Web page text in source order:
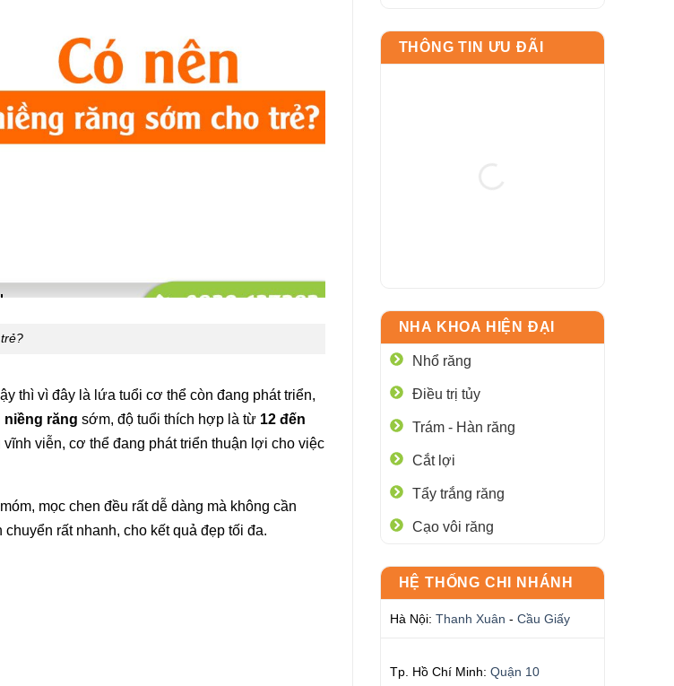
thì vì đây là lứa tuổi cơ thể còn đang phát triển,
niềng răng sớm, độ tuổi thích hợp là từ 12 đến
viễn, cơ thể đang phát triển thuận lợi cho việc
mọc chen đều rất dễ dàng mà không cần
rất nhanh, cho kết quả đẹp tối đa.
THÔNG TIN ƯU ĐÃI
NHA KHOA HIỆN ĐẠI
Nhổ răng
Điều trị tủy
Trám - Hàn răng
Cắt lợi
Tẩy trắng răng
Cạo vôi răng
HỆ THỐNG CHI NHÁNH
Hà Nội: Thanh Xuân - Cầu Giấy
Tp. Hồ Chí Minh: Quận 10